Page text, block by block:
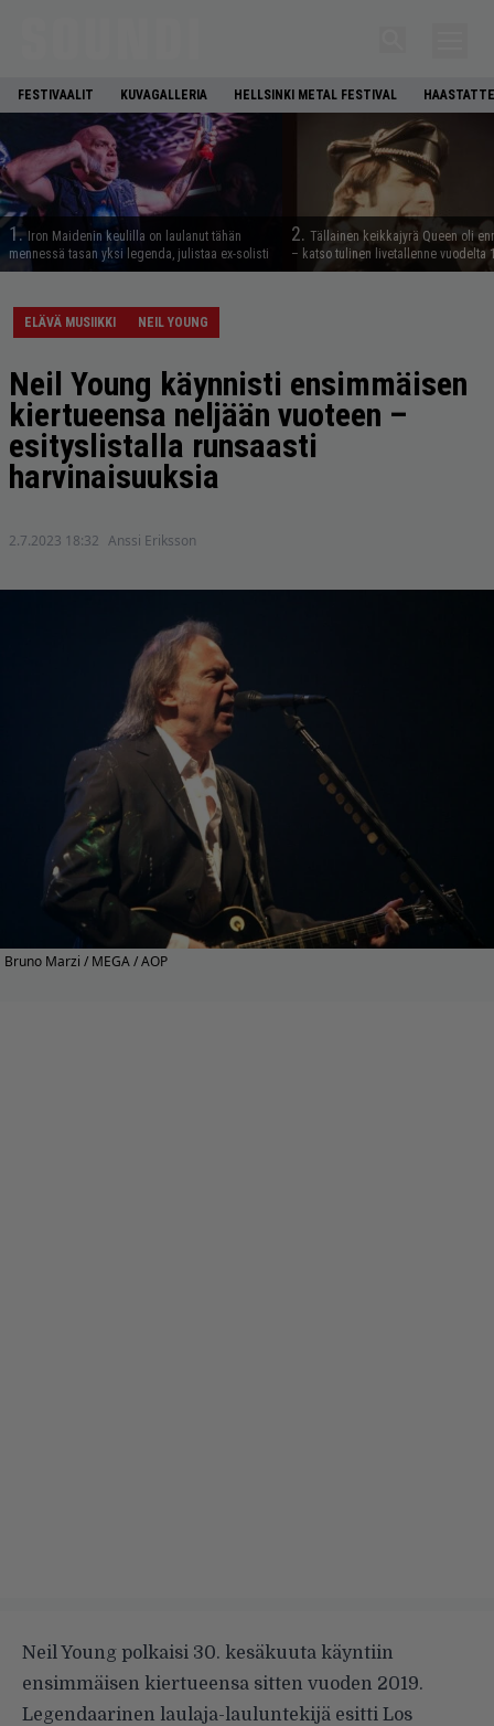
FESTIVAALIT KUVAGALLERIA HELLSINKI METAL FESTIVAL
1. Iron Maidenin keulilla on laulanut tähän
mennessä tasan yksi legenda, julistaa ex-solisti
2. Tällainen keikkajyrä Queen oli
– katso tulinen livetallenne vuodelta
ELÄVÄ MUSIIKKI NEIL YOUNG
Neil Young käynnisti ensimmäisen
kiertueensa neljään vuoteen –
esityslistalla runsaasti
harvinaisuuksia
2.7.2023 18:32 Anssi Eriksson
Bruno Marzi / MEGA / AOP
Neil Young polkaisi 30. kesäkuuta käyntiin
ensimmäisen kiertueensa sitten vuoden 2019.
Legendaarinen laulaja-lauluntekijä esitti Los